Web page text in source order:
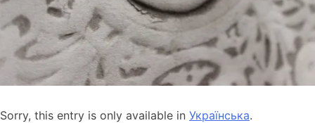
Sorry, this entry is only available in Українська.